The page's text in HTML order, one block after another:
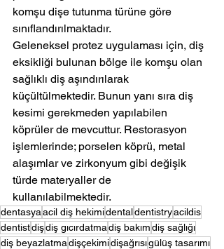
komşu dişe tutunma türüne göre
sınıflandırılmaktadır.
Geleneksel protez uygulaması için, diş
eksikliği bulunan bölge ile komşu olan
sağlıklı diş aşındırılarak
küçültülmektedir. Bunun yanı sıra diş
kesimi gerekmeden yapılabilen
köprüler de mevcuttur. Restorasyon
işlemlerinde; porselen köprü, metal
alaşımlar ve zirkonyum gibi değişik
türde materyaller de
kullanılabilmektedir.
dentasyaacil diş hekimidentaldentistryacildis
dentistdişdiş gıcırdatmadiş bakımdiş sağlığı
diş beyazlatmadişçekimidişağrısıgülüş tasarımı